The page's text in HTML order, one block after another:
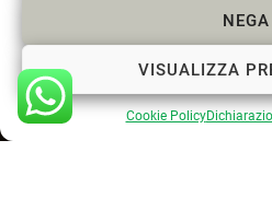
NEGA
VISUALIZZA
Cookie Policy